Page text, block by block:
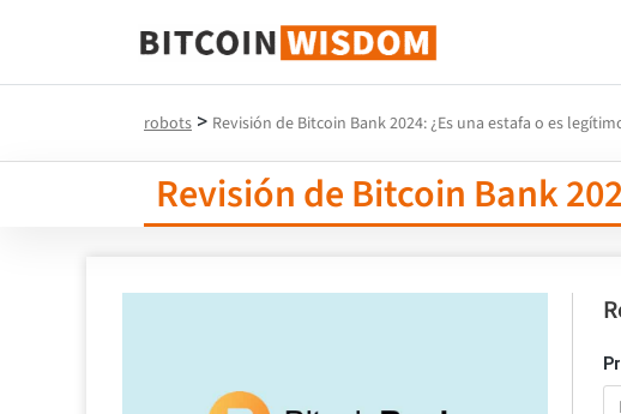
Sabiduría de Bitcoin
robots > Revisión de Bitcoin Bank 2024: ¿Es una estafa o es
Revisión de Bitcoin Bank